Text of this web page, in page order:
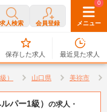
求人検索 会員登録 メニュー
0
保存した求人
0
最近見た求人
） 山口県 美祢市
パー1級） の求人・